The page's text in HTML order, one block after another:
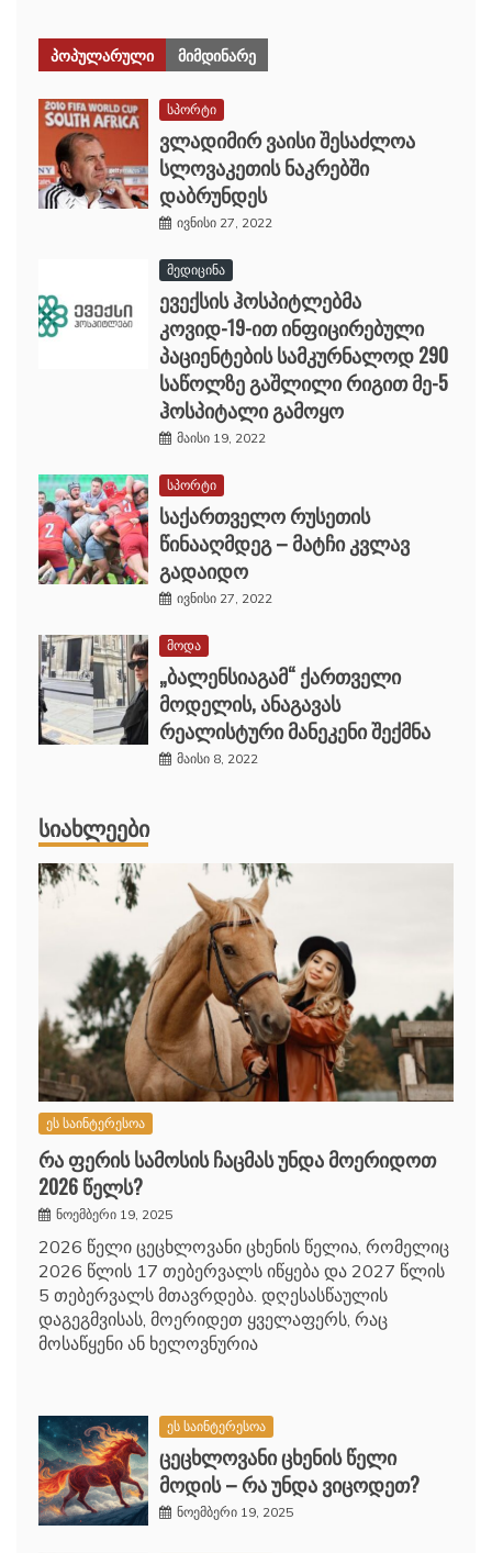
ᲞᲝᲞᲣᲚᲐᲠᲣᲚᲘ ᲛᲘᲛᲓᲘᲜᲐᲠᲔ
სპორტი
ვლადიმირ ვაისი შესაძლოა
სლოვაკეთის ნაკრებში
დაბრუნდეს
ივნისი 27, 2022
მედიცინა
ევექსის ჰოსპიტლებმა
კოვიდ-19-ით ინფიცირებული
პაციენტების სამკურნალოდ 290
საწოლზე გაშლილი რიგით მე-5
ჰოსპიტალი გამოყო
მაისი 19, 2022
სპორტი
საქართველო რუსეთის
წინააღმდეგ – მატჩი კვლავ
გადაიდო
ივნისი 27, 2022
მოდა
„ბალენსიაგამ“ ქართველი
მოდელის, ანაგავას
რეალისტური მანეკენი შექმნა
მაისი 8, 2022
ᲡᲘᲐᲮᲚᲔᲔᲑᲘ
ეს საინტერესოა
რა ფერის სამოსის ჩაცმას უნდა მოერიდოთ
2026 წელს?
ნოემბერი 19, 2025
2026 წელი ცეცხლოვანი ცხენის წელია, რომელიც
2026 წლის 17 თებერვალს იწყება და 2027 წლის
5 თებერვალს მთავრდება. დღესასწაულის
დაგეგმვისას, მოერიდეთ ყველაფერს, რაც
მოსაწყენი ან ხელოვნურია
ეს საინტერესოა
ცეცხლოვანი ცხენის წელი
მოდის – რა უნდა ვიცოდეთ?
ნოემბერი 19, 2025